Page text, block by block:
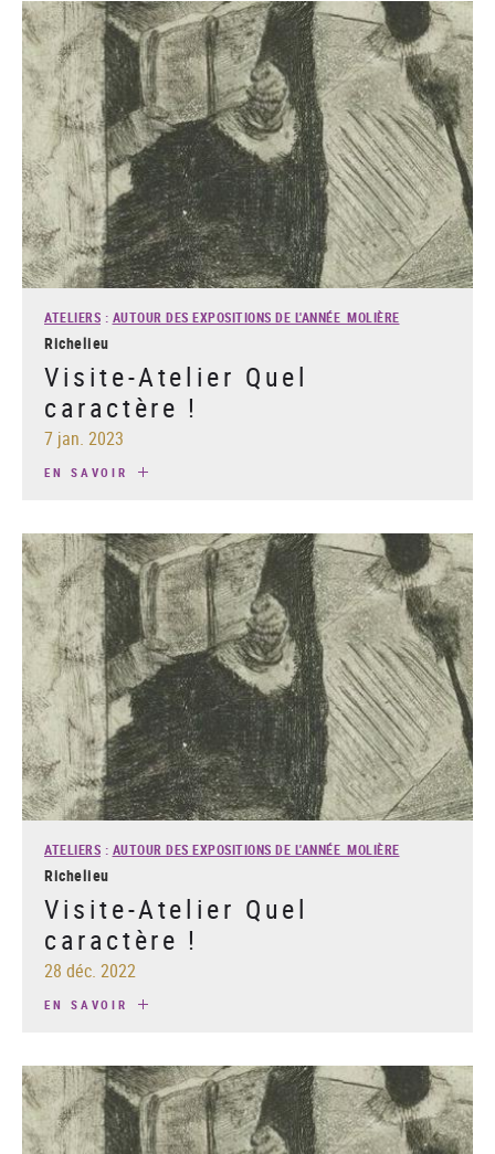
ATELIERS : AUTOUR DES EXPOSITIONS DE L'ANNÉE MOLIÈRE
Richelieu
Visite-Atelier Quel
caractère !
7 jan. 2023
EN SAVOIR
ATELIERS : AUTOUR DES EXPOSITIONS DE L'ANNÉE MOLIÈRE
Richelieu
Visite-Atelier Quel
caractère !
28 déc. 2022
EN SAVOIR